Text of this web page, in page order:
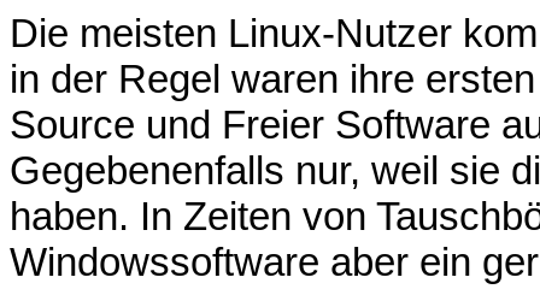
Die meisten Linux-Nutzer
in der Regel waren ihre
Source und Freier Software
Gegebenenfalls nur, weil sie
haben. In Zeiten von
Windowssoftware aber ein